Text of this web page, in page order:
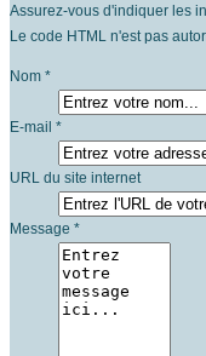
Assurez-vous d'indiquer les
Le code HTML n'est pas
Nom *
E-mail *
URL du site internet
Message *